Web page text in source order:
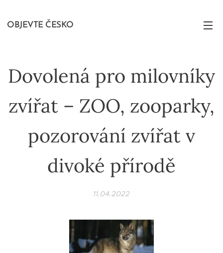
OBJEVTE ČESKO
Dovolená pro milovníky
zvířat – ZOO, zooparky,
pozorování zvířat v
divoké přírodě
11.04.2022